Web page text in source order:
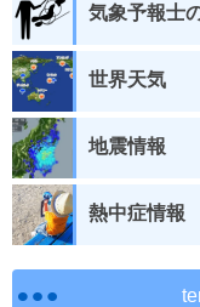
気象予報士
世界天気
地震情報
熱中症情報